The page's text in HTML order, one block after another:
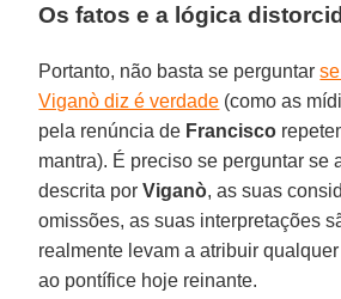
Os fatos e a lógica
Portanto, não basta se perguntar
Viganò diz é verdade (como as
pela renúncia de Francisco
mantra). É preciso se perguntar se
descrita porViganò, as suas
omissões, as suas interpretações
realmente levam a atribuir
ao pontífice hoje reinante.